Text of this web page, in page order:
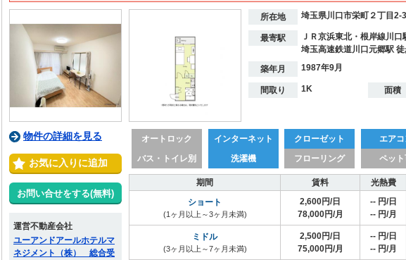
所在地 埼玉県川口市栄町２丁目2-3
最寄駅
ＪＲ京浜東北・根岸線川口
埼玉高速鉄道川口元郷駅
築年月
1987年9月
間取り 1K 面積
物件の詳細を見る
お気に入りに追加
お問い合せをする(無料)
運営不動産会社
ユーアンドアールホテルマ
ネジメント（株） 総合受
オートロック インターネット クローゼット エア
バス・トイレ別
洗濯機 フローリング ペッ
期間 賃料 光熱費
ショート
(1ヶ月以上～3ヶ月未満)
2,600円/日
78,000円/月
-- 円/日
-- 円/月
ミドル
(3ヶ月以上～7ヶ月未満)
2,500円/日
75,000円/月
-- 円/日
-- 円/月